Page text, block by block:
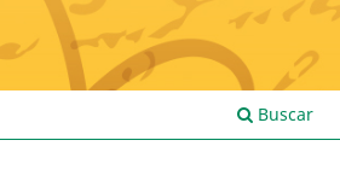
Buscar